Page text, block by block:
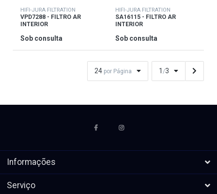
HIFI-JURA FILTRATION
VPD7288 - FILTRO AR
INTERIOR
Sob consulta
HIFI-JURA FILTRATION
SA16115 - FILTRO AR
INTERIOR
Sob consulta
24 por Página 1 /3
Informações
Serviço